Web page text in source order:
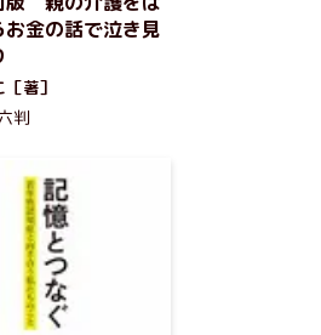
お金の話で泣き見
著］
判